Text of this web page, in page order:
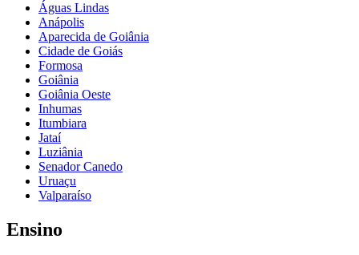
Águas Lindas
Anápolis
Aparecida de Goiânia
Cidade de Goiás
Formosa
Goiânia
Goiânia Oeste
Inhumas
Itumbiara
Jataí
Luziânia
Senador Canedo
Uruaçu
Valparaíso
Ensino